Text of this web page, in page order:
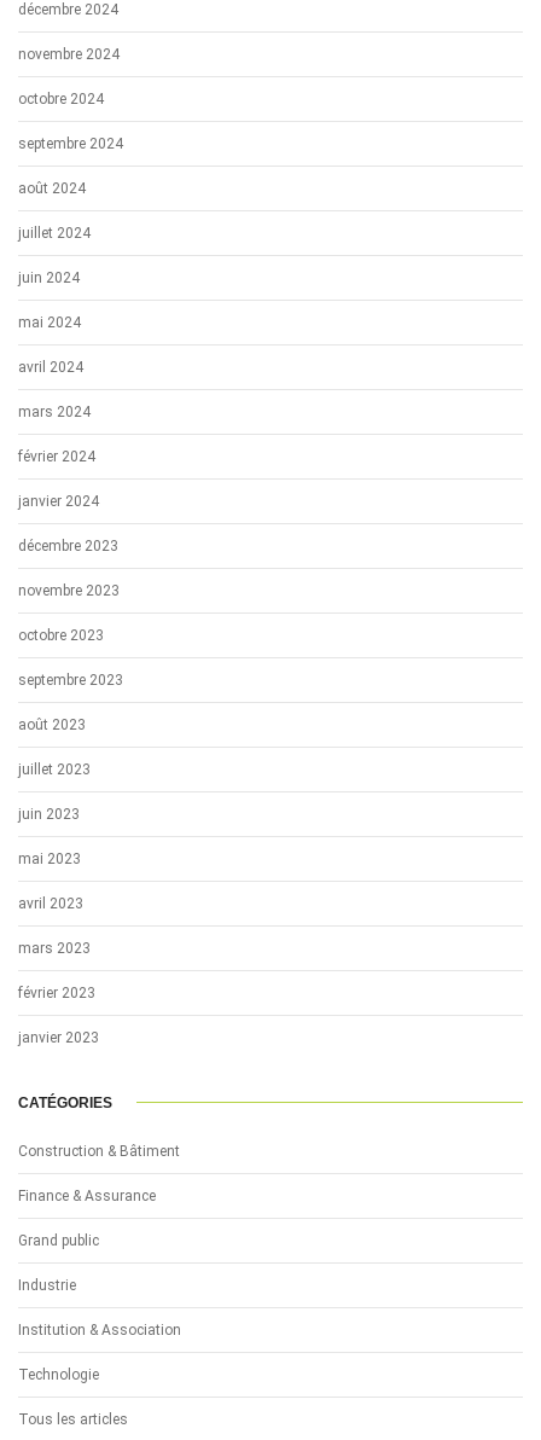
décembre 2024
novembre 2024
octobre 2024
septembre 2024
août 2024
juillet 2024
juin 2024
mai 2024
avril 2024
mars 2024
février 2024
janvier 2024
décembre 2023
novembre 2023
octobre 2023
septembre 2023
août 2023
juillet 2023
juin 2023
mai 2023
avril 2023
mars 2023
février 2023
janvier 2023
CATÉGORIES
Construction & Bâtiment
Finance & Assurance
Grand public
Industrie
Institution & Association
Technologie
Tous les articles